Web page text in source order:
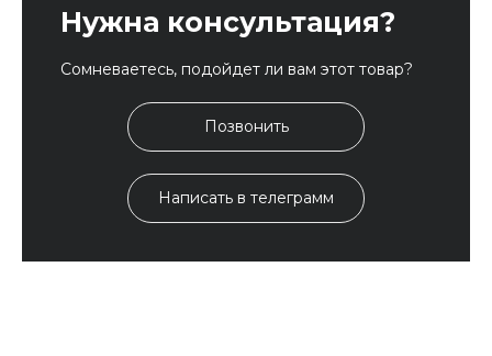
Нужна консультация?
Сомневаетесь, подойдет ли вам этот товар?
Позвонить
Написать в телеграмм